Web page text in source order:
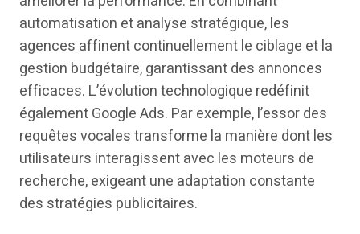
automatisation et analyse stratégique, les
agences affinent continuellement le ciblage et la
gestion budgétaire, garantissant des annonces
efficaces. L’évolution technologique redéfinit
également Google Ads. Par exemple, l’essor des
requêtes vocales transforme la manière dont les
utilisateurs interagissent avec les moteurs de
recherche, exigeant une adaptation constante
des stratégies publicitaires.